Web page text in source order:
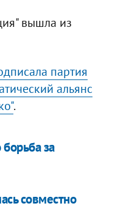
вышла из
партия
альянс
.
за
совместно